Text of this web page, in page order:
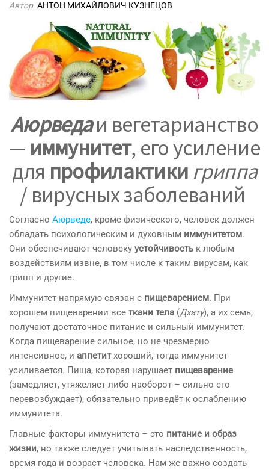
Автор АНТОН МИХАЙЛОВИЧ КУЗНЕЦОВ
Аюрведаи вегетарианство
— иммунитет, его усиление
для профилактики гриппа
/ вирусных заболеваний
Согласно Аюрведе, кроме физического, человек должен
обладать психологическим и духовным иммунитетом.
Они обеспечивают человеку устойчивость к любым
воздействиям извне, в том числе к таким вирусам, как
грипп и другие.
Иммунитет напрямую связан с пищеварением. При
хорошем пищеварении все ткани тела (Дхату), а их семь,
получают достаточное питание и сильный иммунитет.
Когда пищеварение сильное, но не чрезмерно
интенсивное, и аппетитхороший, тогда иммунитет
усиливается. Пища, которая нарушает пищеварение
(замедляет, утяжеляет либо наоборот – сильно его
перевозбуждает), обязательно приведёт к ослаблению
иммунитета.
Главные факторы иммунитета – это питание и образ
жизни, но также следует учитывать наследственность,
время года и возраст человека. Нам же важно создать